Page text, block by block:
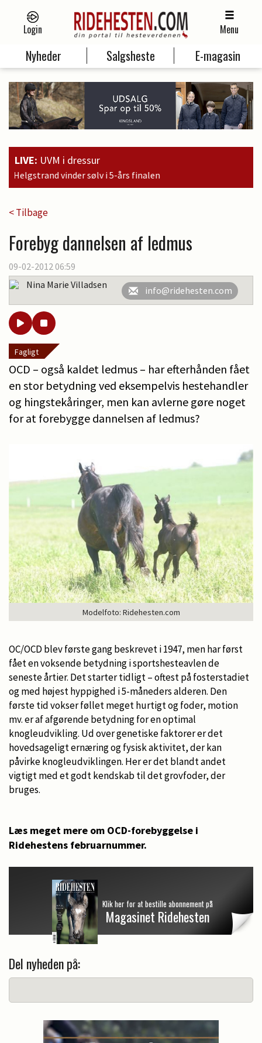
Login Menu
Nyheder Salgsheste E-magasin
LIVE: UVM i dressur
finalen
< Tilbage
Forebyg dannelsen af ledmus
09-02-2012 06:59
Nina Marie Villadsen
info@ridehesten.com
Fagligt
OCD – også kaldet ledmus – har efterhånden fået
en stor betydning ved eksempelvis hestehandler
og hingstekåringer, men kan avlerne gøre noget
for at forebygge dannelsen af ledmus?
Modelfoto: Ridehesten.com
OC/OCD blev første gang beskrevet i 1947, men har først
fået en voksende betydning i sportshesteavlen de
seneste årtier. Det starter tidligt – oftest på fosterstadiet
og med højest hyppighed i 5-måneders alderen. Den
første tid vokser føllet meget hurtigt og foder, motion
mv. er af afgørende betydning for en optimal
knogleudvikling. Ud over genetiske faktorer er det
hovedsageligt ernæring og fysisk aktivitet, der kan
påvirke knogleudviklingen. Her er det blandt andet
vigtigt med et godt kendskab til det grovfoder, der
bruges.
Læs meget mere om OCD-forebyggelse i
Ridehestens februarnummer.
Klik her for at bestille abonnement på
Magasinet Ridehesten
Del nyheden på: